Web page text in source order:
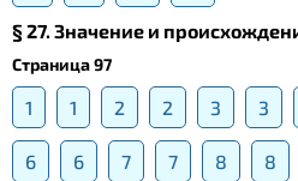
§ 27. Значение и
Страница 97
1 1 2 2 3 3
6 6 7 7 8 8